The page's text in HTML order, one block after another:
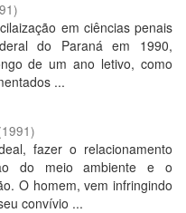
)
em ciências penais
do Paraná em 1990,
de um ano letivo, como
...
1991)
fazer o relacionamento
do meio ambiente e o
O homem, vem infringindo
convívio ...